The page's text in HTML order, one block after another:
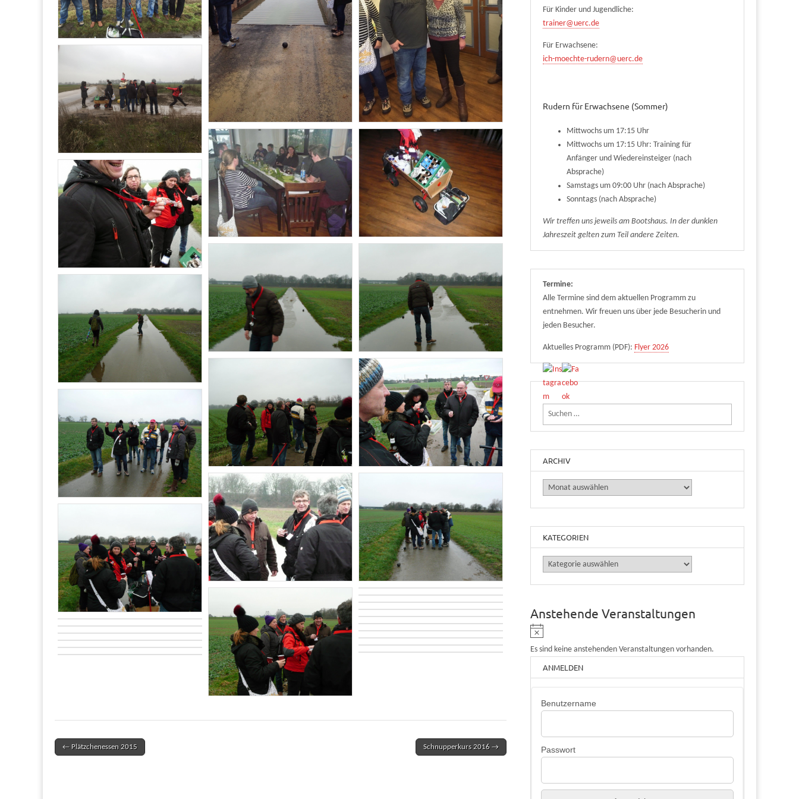
Post navigation
← Plätzchenessen 2015 Schnupperkurs 2016 →
Für Kinder und Jugendliche:
trainer@uerc.de
Für Erwachsene:
ich-moechte-rudern@uerc.de
Rudern für Erwachsene (Sommer)
Mittwochs um 17:15 Uhr
Mittwochs um 17:15 Uhr: Training für
Anfänger und Wiedereinsteiger (nach
Absprache)
Samstags um 09:00 Uhr (nach Absprache)
Sonntags (nach Absprache)
Wir treffen uns jeweils am Bootshaus. In der dunklen
Jahreszeit gelten zum Teil andere Zeiten.
Termine:
Alle Termine sind dem aktuellen Programm zu
entnehmen. Wir freuen uns über jede Besucherin und
jeden Besucher.
Aktuelles Programm (PDF): Flyer 2026
Suchen nach:
ARCHIV
Archiv
KATEGORIEN
Kategorien
Anstehende Veranstaltungen
i
n
w
i
s
Es sind keine anstehenden Veranstaltungen vorhanden.
ANMELDEN
Benutzername
Passwort